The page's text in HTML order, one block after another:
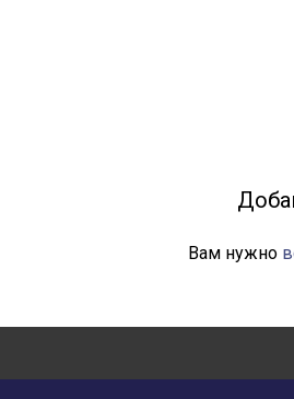
Вам нужно